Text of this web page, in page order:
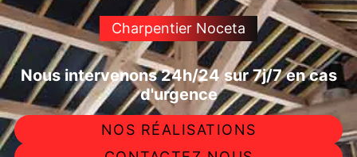
Charpentier Noceta
Nous intervenons 24h/24 sur 7j/7 en cas
d'urgence
NOS RÉALISATIONS